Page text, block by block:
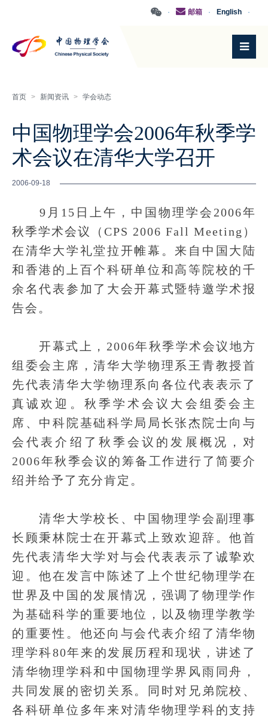
·
English
·
邮箱
·
首页 > 新闻资讯 > 学会动态
中国物理学会2006年秋季学
术会议在清华大学召开
2006-09-18
9月15日上午，中国物理学会2006年
秋季学术会议（CPS 2006 Fall Meeting）
在清华大学礼堂拉开帷幕。来自中国大陆
和香港的上百个科研单位和高等院校的千
余名代表参加了大会开幕式暨特邀学术报
告会。
开幕式上，2006年秋季学术会议地方
组委会主席，清华大学物理系王青教授首
先代表清华大学物理系向各位代表表示了
真诚欢迎。秋季学术会议大会组委会主
席、中科院基础科学局局长张杰院士向与
会代表介绍了秋季会议的发展概况，对
2006年秋季会议的筹备工作进行了简要介
绍并给予了充分肯定。
清华大学校长、中国物理学会副理事
长顾秉林院士在开幕式上致欢迎辞。他首
先代表清华大学对与会代表表示了诚挚欢
迎。他在发言中陈述了上个世纪物理学在
世界及中国的发展情况，强调了物理学作
为基础科学的重要地位，以及物理学教学
的重要性。他还向与会代表介绍了清华物
理学科80年来的发展历程和现状，讲述了
清华物理学科和中国物理学界风雨同舟，
共同发展的密切关系。同时对兄弟院校、
各科研单位多年来对清华物理学科的支持